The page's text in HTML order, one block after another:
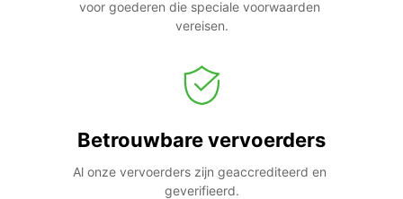
voor goederen die speciale voorwaarden
vereisen.
Betrouwbare vervoerders
Al onze vervoerders zijn geaccrediteerd en
geverifieerd.